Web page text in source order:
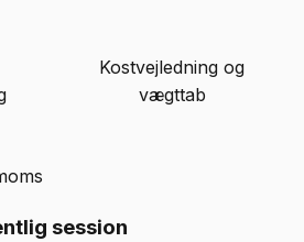
Kostvejledning og
vægttab
session